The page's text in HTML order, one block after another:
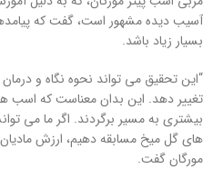
آسیب دیده مشهور است، گفت که
بسیار زیاد باشد.
“این تحقیق می تواند نحوه نگاه و
تغییر دهد. این بدان معناست که اسب
بیشتری به مسیر برگردند. اگر ما می
های گل میخ مسابقه دهیم، ارزش
مورگان گفت.